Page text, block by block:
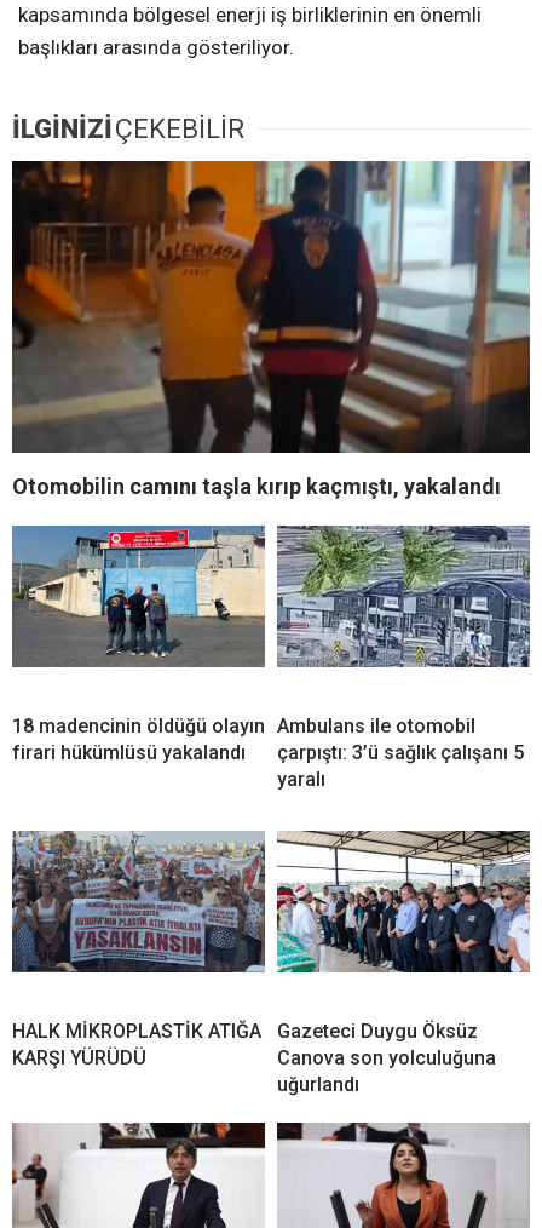
kapsamında bölgesel enerji iş birliklerinin en önemli
başlıkları arasında gösteriliyor.
İLGİNİZİÇEKEBİLİR
Otomobilin camını taşla kırıp kaçmıştı, yakalandı
18 madencinin öldüğü olayın
firari hükümlüsü yakalandı
Ambulans ile otomobil
çarpıştı: 3’ü sağlık çalışanı 5
yaralı
HALK MİKROPLASTİK ATIĞA
KARŞI YÜRÜDÜ
Gazeteci Duygu Öksüz
Canova son yolculuğuna
uğurlandı